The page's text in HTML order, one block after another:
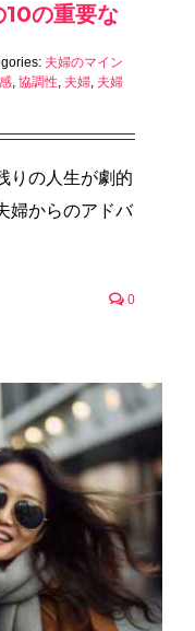
10の重要な
夫婦のマイン
, 協調性, 夫婦, 夫婦
りの人生が劇的
婦からのアドバ
0